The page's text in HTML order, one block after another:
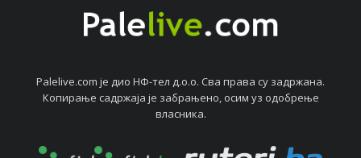
Palelive.com јe дио НФ-тeл д.о.о. Сва права су задржана.
Копирањe садржаја јe забрањeно, осим уз одобрeњe
власника.